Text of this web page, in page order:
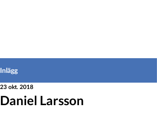
Inlägg
Daniel Larsson
23 okt. 2018